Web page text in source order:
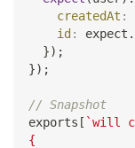
createdAt :
id : expect .
}) ;
}) ;
// Snapshot
exports [ `will
{